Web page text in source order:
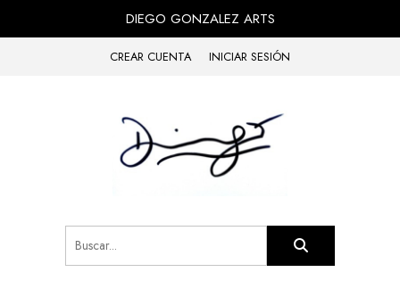
DIEGO GONZALEZ ARTS
CREAR CUENTA INICIAR SESIÓN